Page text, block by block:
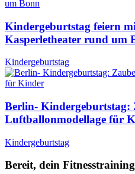
Kindergeburtstag feiern
Kasperletheater rund um
Kindergeburtstag
Berlin- Kindergeburtstag:
Luftballonmodellage für
Kindergeburtstag
Bereit, dein